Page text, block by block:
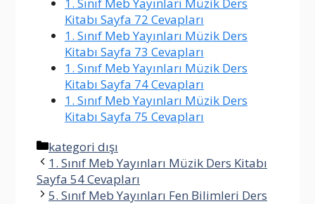
Kitabı Sayfa 72 Cevapları
1. Sınıf Meb Yayınları Müzik Ders
Kitabı Sayfa 73 Cevapları
1. Sınıf Meb Yayınları Müzik Ders
Kitabı Sayfa 74 Cevapları
1. Sınıf Meb Yayınları Müzik Ders
Kitabı Sayfa 75 Cevapları
Kategoriler
kategori dışı
1. Sınıf Meb Yayınları Müzik Ders Kitabı
Sayfa 54 Cevapları
5. Sınıf Meb Yayınları Fen Bilimleri Ders